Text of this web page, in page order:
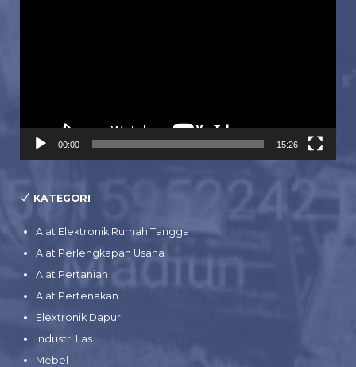
00:00 15:26
KATEGORI
Alat Elektronik Rumah Tangga
Alat Perlengkapan Usaha
Alat Pertanian
Alat Pertenakan
Elextronik Dapur
Industri Las
Mebel